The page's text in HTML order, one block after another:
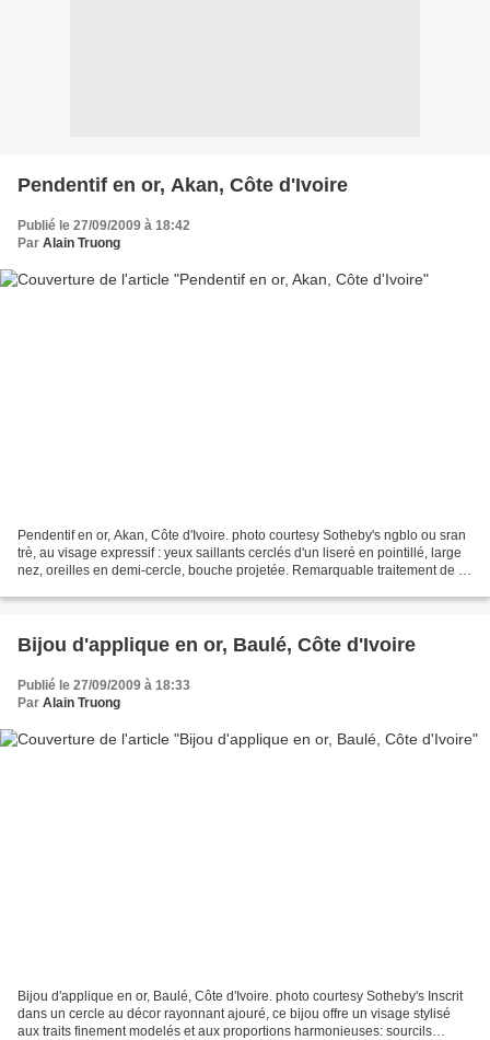
Pendentif en or, Akan, Côte d'Ivoire
Publié le 27/09/2009 à 18:42
Par Alain Truong
Pendentif en or, Akan, Côte d'Ivoire. photo courtesy Sotheby's ngblo ou sran
trè, au visage expressif : yeux saillants cerclés d'un liseré en pointillé, large
nez, oreilles en demi-cercle, bouche projetée. Remarquable traitement de la
Bijou d'applique en or, Baulé, Côte d'Ivoire
Publié le 27/09/2009 à 18:33
Par Alain Truong
Bijou d'applique en or, Baulé, Côte d'Ivoire. photo courtesy Sotheby's Inscrit
dans un cercle au décor rayonnant ajouré, ce bijou offre un visage stylisé
aux traits finement modelés et aux proportions harmonieuses: sourcils